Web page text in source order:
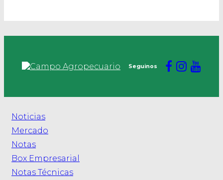
Seguinos
Noticias
Mercado
Notas
Box Empresarial
Notas Técnicas